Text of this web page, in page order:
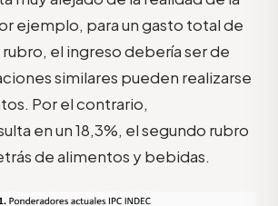
ejemplo, para un gasto total de
el ingreso debería ser de
similares pueden realizarse
Por el contrario,
en un 18,3%, el segundo rubro
de alimentos y bebidas.